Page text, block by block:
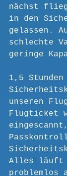
nächst
in den
gelassen.
schlechte
geringe
1,5
unseren
Flugticket
Alles läuft
problemlos